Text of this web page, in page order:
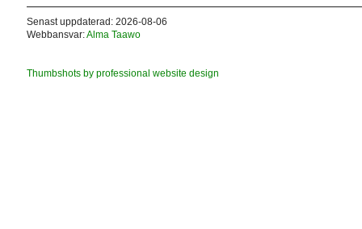
Senast uppdaterad: 2026-08-06
Webbansvar:Alma Taawo
Thumbshots by professional website design